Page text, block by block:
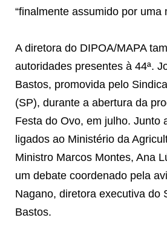
“finalmente assumido por uma
A diretora do DIPOA/MAPA
autoridades presentes à 44ª.
Bastos, promovida pelo
(SP), durante a abertura da
Festa do Ovo, em julho. Junto
ligados ao Ministério da
Ministro Marcos Montes, Ana
um debate coordenado pela
Nagano, diretora executiva do
Bastos.